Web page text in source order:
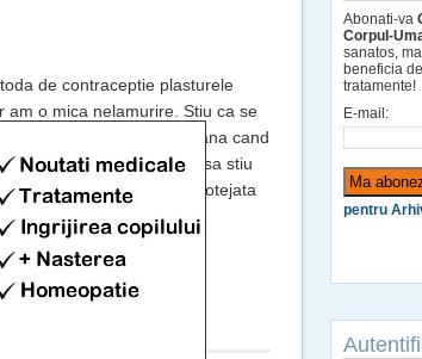
de contraceptie plasturele
am o mica nelamurire. Stiu ca se
folosirii acestuia in saptamana cand
menstruatie, si as dori sa stiu
saptamana eu mai sunt protejata
Abonati-va
Corpul-
sanatos,
beneficia
tratamente!
E-mail:
pentru